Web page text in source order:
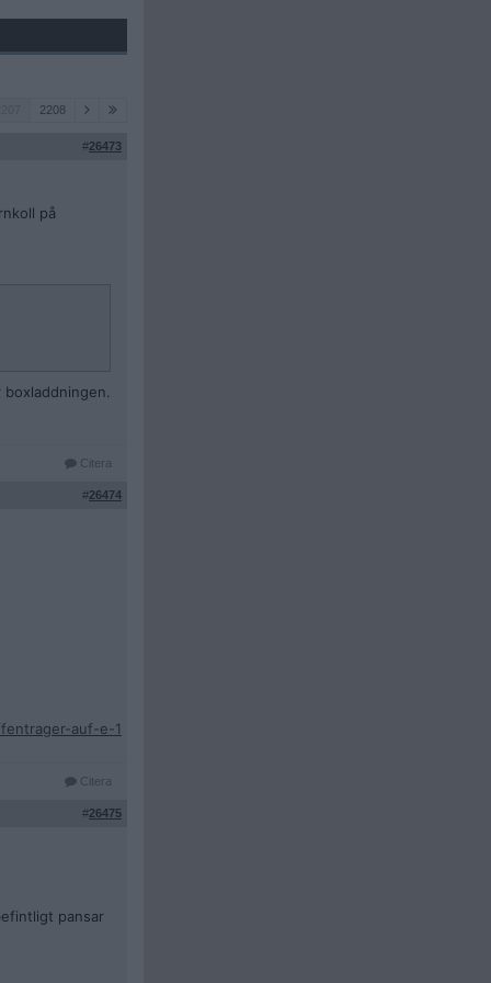
2208
#26473
på
boxladdningen.
Citera
#26474
auf-e-1
Citera
#26475
pansar